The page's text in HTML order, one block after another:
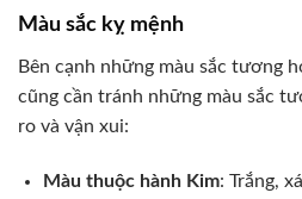
Màu sắc kỵ mệnh
Bên cạnh những màu sắc tương
cũng cần tránh những màu sắc
ro và vận xui:
Màu thuộc hành Kim: Trắng,